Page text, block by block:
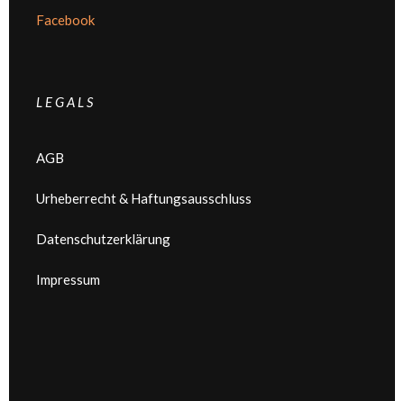
Facebook
L E G A L S
AGB
Urheberrecht & Haftungsausschluss
Datenschutzerklärung
Impressum